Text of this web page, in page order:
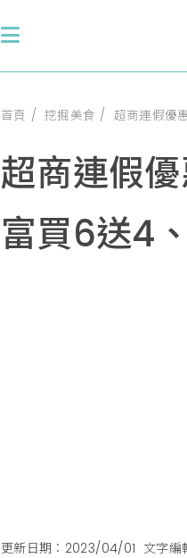
首頁 挖掘美食 超商連假優
超商連假
富買6送4
更新日期：2023/04/01 文字